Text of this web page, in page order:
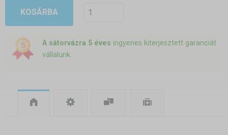
KOSÁRBA
A sátorvázra 5 éves ingyenes kiterjesztett garanciát
vállalunk.